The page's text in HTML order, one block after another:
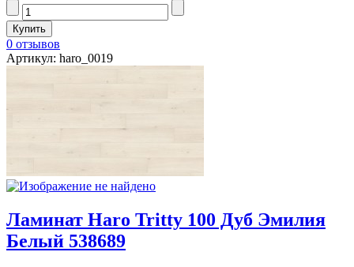
0 отзывов
Артикул: haro_0019
Ламинат Haro Tritty 100 Дуб Эмилия
Белый 538689